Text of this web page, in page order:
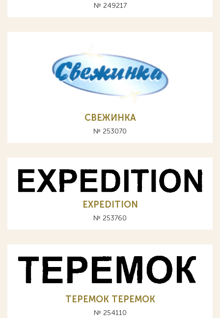
№ 249217
СВЕЖИНКА
№ 253070
EXPEDITION
№ 253760
TEPEMOK ТЕРЕМОК
№ 254110